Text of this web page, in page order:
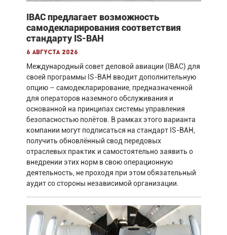
IBAC предлагает возможность
самодекларирования соответствия
стандарту IS-BAH
6 августа 2026
Международный совет деловой авиации (IBAC) для
своей программы IS-BAH вводит дополнительную
опцию – самодекларирование, предназначенной
для операторов наземного обслуживания и
основанной на принципах системы управления
безопасностью полётов. В рамках этого варианта
компании могут подписаться на стандарт IS-BAH,
получить обновлённый свод передовых
отраслевых практик и самостоятельно заявить о
внедрении этих норм в свою операционную
деятельность, не проходя при этом обязательный
аудит со стороны независимой организации.